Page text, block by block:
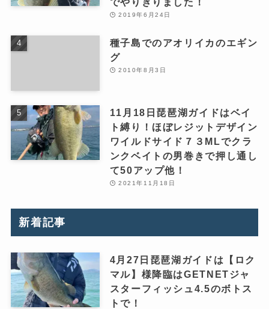
2019年6月24日
種子島でのアオリイカのエギン
グ
2010年8月3日
11月18日琵琶湖ガイドはベイ
ト縛り！ほぼレジットデザイン
ワイルドサイド７３MLでクラ
ンクベイトの男巻きで押し通し
て50アップ他！
2021年11月18日
新着記事
4月27日琵琶湖ガイドは【ロク
マル】様降臨はGETNETジャ
スターフィッシュ4.5のボトス
トで！